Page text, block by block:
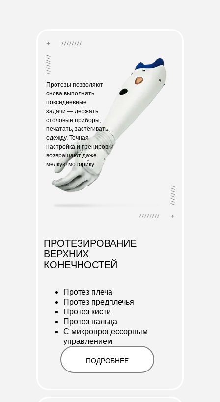
ПОДРОБНЕЕ
Протез плеча
Протез предплечья
Протез кисти
Протез пальца
С микропроцессорным
управлением
ПРОТЕЗИРОВАНИЕ
ВЕРХНИХ
КОНЕЧНОСТЕЙ
Протезы позволяют
снова выполнять
повседневные
задачи — держать
столовые приборы,
печатать, застёгивать
одежду. Точная
настройка и тренировки
возвращают даже
мелкую моторику.